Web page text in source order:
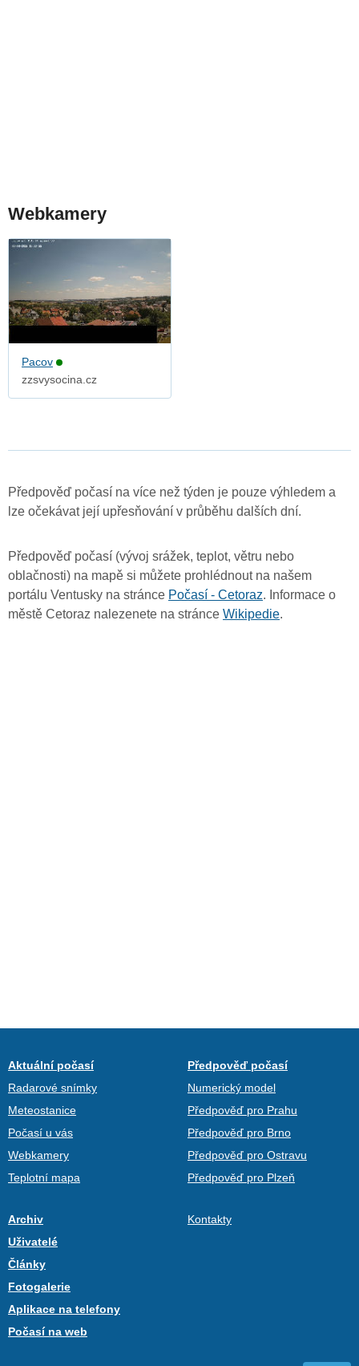
Webkamery
Pacov
zzsvysocina.cz
Předpověď počasí na více než týden je pouze výhledem a
lze očekávat její upřesňování v průběhu dalších dní.
Předpověď počasí (vývoj srážek, teplot, větru nebo
oblačnosti) na mapě si můžete prohlédnout na našem
portálu Ventusky na stránce Počasí - Cetoraz. Informace o
městě Cetoraz nalezenete na stránce Wikipedie.
Aktuální počasí
Radarové snímky
Meteostanice
Počasí u vás
Webkamery
Teplotní mapa
Předpověď počasí
Numerický model
Předpověď pro Prahu
Předpověď pro Brno
Předpověď pro Ostravu
Předpověď pro Plzeň
Archiv
Uživatelé
Články
Fotogalerie
Aplikace na telefony
Počasí na web
Kontakty